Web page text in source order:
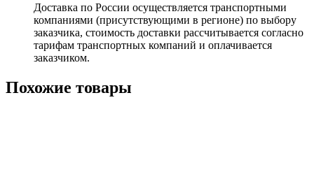
Доставка по России осуществляется транспортными
компаниями (присутствующими в регионе) по выбору
заказчика, стоимость доставки рассчитывается согласно
тарифам транспортных компаний и оплачивается
заказчиком.
Похожие товары